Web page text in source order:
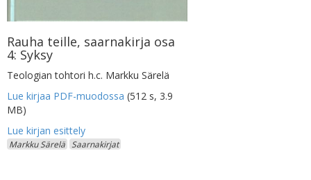
Rauha teille, saarnakirja osa
4: Syksy
Teologian tohtori h.c. Markku Särelä
Lue kirjaa PDF-muodossa (512 s, 3.9
MB)
Markku Särelä Saarnakirjat